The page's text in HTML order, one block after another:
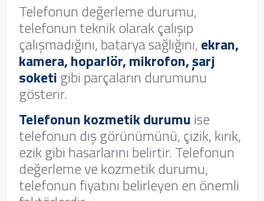
Telefonun değerleme durumu,
telefonun teknik olarak çalışıp
çalışmadığını, batarya sağlığını,ekran,
kamera, hoparlör, mikrofon, şarj
soketigibi parçaların durumunu
gösterir.
Telefonun kozmetik durumuise
telefonun dış görünümünü, çizik, kırık,
ezik gibi hasarlarını belirtir. Telefonun
değerleme ve kozmetik durumu,
telefonun fiyatını belirleyen en önemli